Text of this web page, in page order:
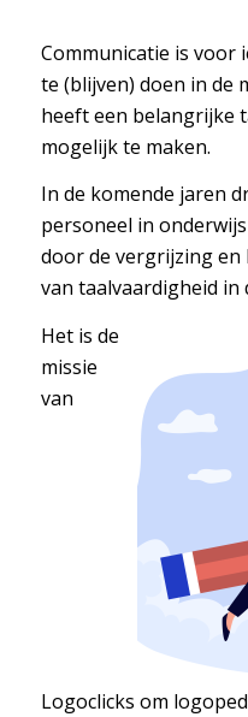
Communicatie is voor
te (blijven) doen in de
heeft een belangrijke
mogelijk te maken.
In de komende jaren
personeel in
door de vergrijzing
van taalvaardigheid in
Het is de
missie
van
Logoclicks om